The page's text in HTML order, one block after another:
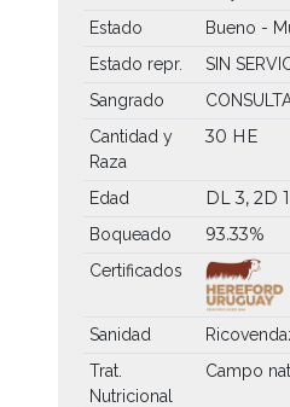
Estado
Bueno -
Estado repr.
SIN
Sangrado
Cantidad y
Raza
30 HE
Edad DL 3, 2D
Boqueado 93.33%
Certificados
Sanidad
Trat.
Nutricional
Campo